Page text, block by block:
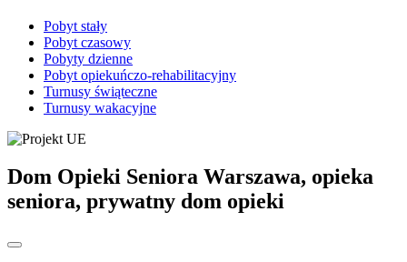
Pobyt stały
Pobyt czasowy
Pobyty dzienne
Pobyt opiekuńczo-rehabilitacyjny
Turnusy świąteczne
Turnusy wakacyjne
Dom Opieki Seniora Warszawa, opieka
seniora, prywatny dom opieki